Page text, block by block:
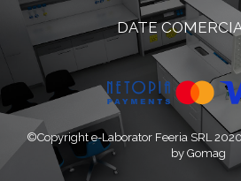
DATE
©Copyright e-Laborator Feeria SRL 2020
by Gomag